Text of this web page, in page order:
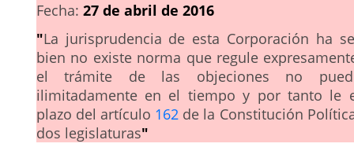
Fecha: 27 de abril de 2016
"La jurisprudencia de esta Corporación ha
bien no existe norma que regule
el trámite de las objeciones no
ilimitadamente en el tiempo y por tanto le
plazo del artículo 162 de la Constitución
dos legislaturas"